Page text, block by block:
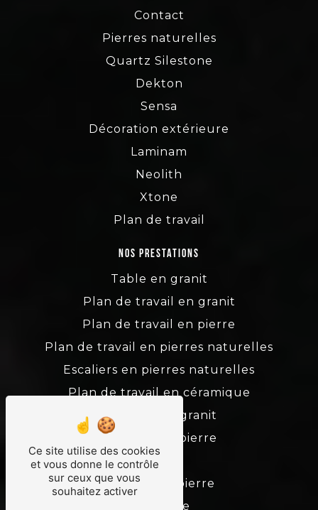
Contact
Pierres naturelles
Quartz Silestone
Dekton
Sensa
Décoration extérieure
Laminam
Neolith
Xtone
Plan de travail
Nos prestations
Table en granit
Plan de travail en granit
Plan de travail en pierre
Plan de travail en pierres naturelles
Escaliers en pierres naturelles
Plan de travail en céramique
Escaliers en granit
Escaliers en pierre
Granit
Tailleur de pierre
Marbrerie
Ce site utilise des cookies
et vous donne le contrôle
sur ceux que vous
souhaitez activer